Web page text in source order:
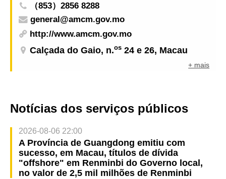
（853）2856 8288
general@amcm.gov.mo
http://www.amcm.gov.mo
Calçada do Gaio, n.os 24 e 26, Macau
+ mais
Notícias dos serviços públicos
2026-08-06 22:00
A Província de Guangdong emitiu com
sucesso, em Macau, títulos de dívida
"offshore" em Renminbi do Governo local,
no valor de 2,5 mil milhões de Renminbi